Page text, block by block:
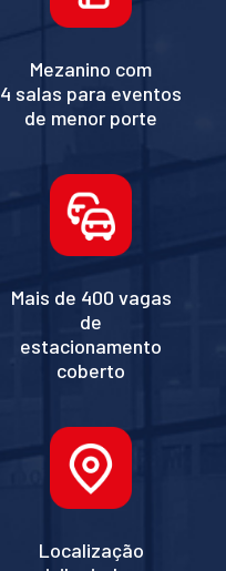
Mezanino com
4 salas para eventos
de menor porte
Mais de 400 vagas
de
estacionamento
coberto
Localização